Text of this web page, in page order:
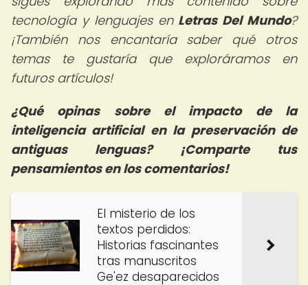
tecnología y lenguajes en Letras Del Mundo?
¡También nos encantaría saber qué otros
temas te gustaría que exploráramos en
futuros artículos!
¿Qué opinas sobre el impacto de la
inteligencia artificial en la preservación de
antiguas lenguas? ¡Comparte tus
pensamientos en los comentarios!
El misterio de los
textos perdidos:
Historias fascinantes
tras manuscritos
Ge'ez desaparecidos